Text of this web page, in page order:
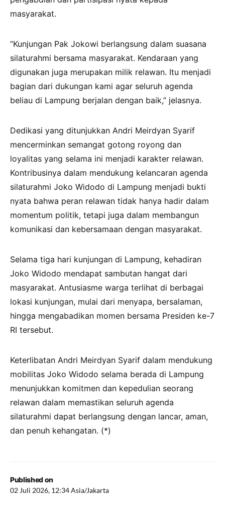
Published on
02 Juli 2026, 12:34 Asia/Jakarta
masyarakat.
“Kunjungan Pak Jokowi berlangsung dalam suasana
silaturahmi bersama masyarakat. Kendaraan yang
digunakan juga merupakan milik relawan. Itu menjadi
bagian dari dukungan kami agar seluruh agenda
beliau di Lampung berjalan dengan baik,” jelasnya.
Dedikasi yang ditunjukkan Andri Meirdyan Syarif
mencerminkan semangat gotong royong dan
loyalitas yang selama ini menjadi karakter relawan.
Kontribusinya dalam mendukung kelancaran agenda
silaturahmi Joko Widodo di Lampung menjadi bukti
nyata bahwa peran relawan tidak hanya hadir dalam
momentum politik, tetapi juga dalam membangun
komunikasi dan kebersamaan dengan masyarakat.
Selama tiga hari kunjungan di Lampung, kehadiran
Joko Widodo mendapat sambutan hangat dari
masyarakat. Antusiasme warga terlihat di berbagai
lokasi kunjungan, mulai dari menyapa, bersalaman,
hingga mengabadikan momen bersama Presiden ke-7
RI tersebut.
Keterlibatan Andri Meirdyan Syarif dalam mendukung
mobilitas Joko Widodo selama berada di Lampung
menunjukkan komitmen dan kepedulian seorang
relawan dalam memastikan seluruh agenda
silaturahmi dapat berlangsung dengan lancar, aman,
dan penuh kehangatan. (*)